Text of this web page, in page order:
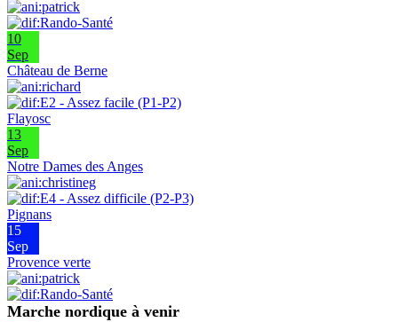
10
Sep
Château de Berne
Flayosc
13
Sep
Notre Dames des Anges
Pignans
15
Sep
Provence verte
Marche nordique à venir